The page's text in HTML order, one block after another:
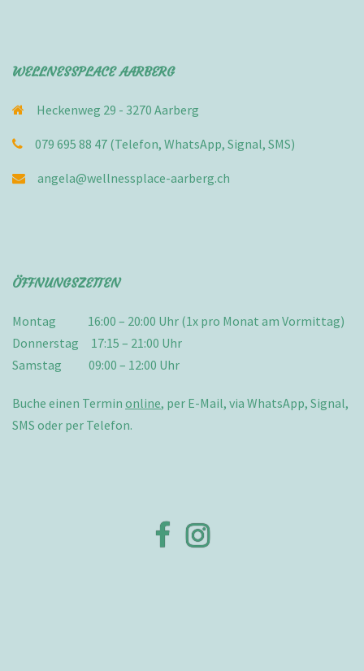
WELLNESSPLACE AARBERG
Heckenweg 29 - 3270 Aarberg
079 695 88 47 (Telefon, WhatsApp, Signal, SMS)
angela@wellnessplace-aarberg.ch
ÖFFNUNGSZEITEN
Montag 16:00 – 20:00 Uhr (1x pro Monat am Vormittag)
Donnerstag 17:15 – 21:00 Uhr
Samstag 09:00 – 12:00 Uhr
Buche einen Termin online, per E-Mail, via WhatsApp, Signal,
SMS oder per Telefon.
Wellnessplace
Aarberg
Wellnessplace
Aarberg